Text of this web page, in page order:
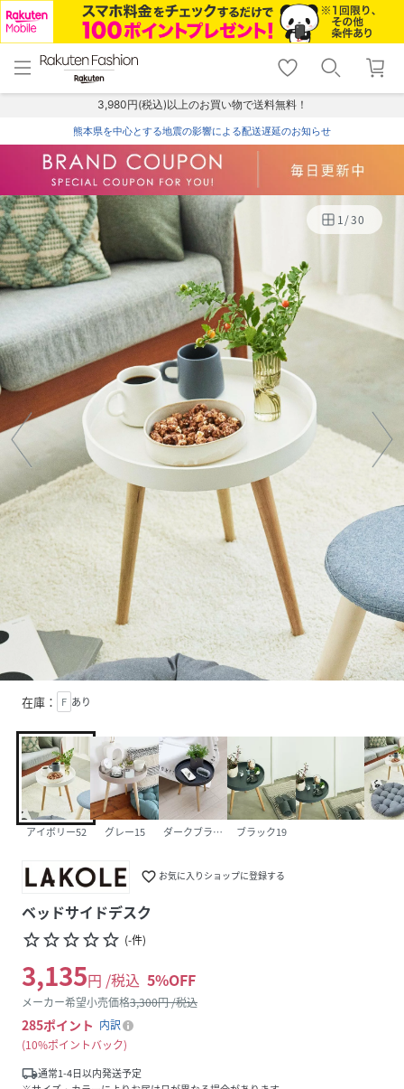
menu home
トップ
shopping_cart lock_outline
ログイン
3,980円(税込)以上のお買い物で送料無料！
熊本県を中心とする地震の影響による配送遅延のお知らせ
1/30
在庫： F あり
アイボリー52 グレー15 ダークブラック01ブラック19
favorite_border お気に入りショップに登録する
ベッドサイドデスク
star_borderstar_borderstar_borderstar_borderstar_border (-件)
3,135円 /税込 5%OFF
メーカー希望小売価格3,300円 /税込
285ポイント 内訳
10%ポイントバック
local_shipping通常1-4日以内発送予定